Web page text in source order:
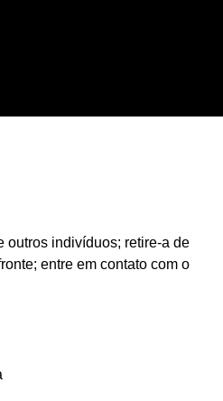
outros indivíduos; retire-a de
entre em contato com o